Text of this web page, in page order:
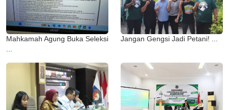
Mahkamah Agung Buka Seleksi
Jangan Gengsi Jadi Petani! ...